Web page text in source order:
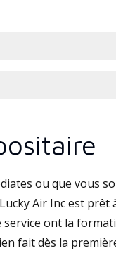
ou que vous
Air Inc est prêt
service ont la
fait dès la